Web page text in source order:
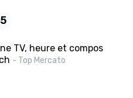
TV, heure et compos
- Top Mercato